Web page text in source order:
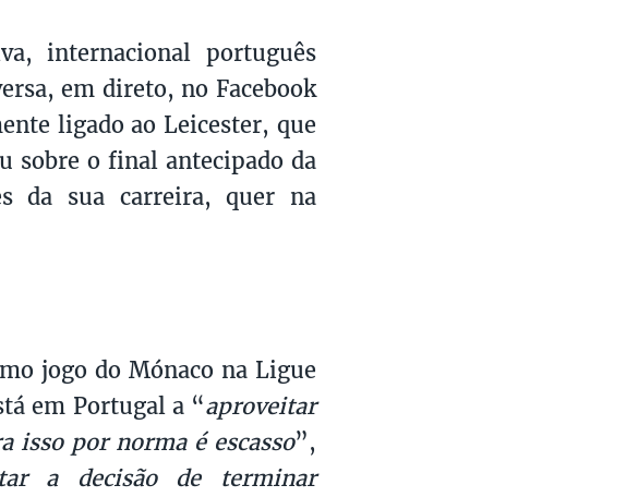
internacional português
em direto, no Facebook
ligado ao Leicester, que
sobre o final antecipado da
da sua carreira, quer na
jogo do Mónaco na Ligue
em Portugal a “aproveitar
isso por norma é escasso”,
a decisão de terminar